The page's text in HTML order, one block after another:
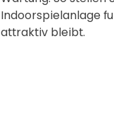
Indoorspielanlage
attraktiv bleibt.